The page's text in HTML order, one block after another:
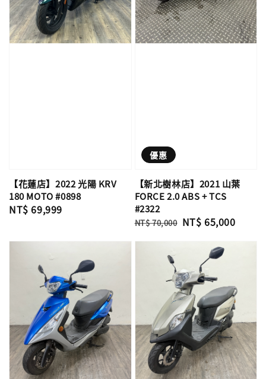
【花蓮店】2022 光陽 KRV
180 MOTO #0898
Regular
NT$ 69,999
優惠
【新北樹林店】2021 山葉
FORCE 2.0 ABS + TCS
#2322
Regular
NT$ 70,000 Sale
NT$ 65,000